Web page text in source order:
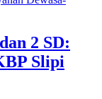
2 SD:
Slipi